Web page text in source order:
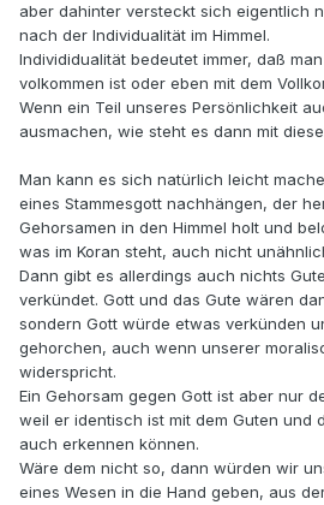
aber dahinter versteckt sich eigentlich
nach der Individualität im Himmel.
Individidualität bedeutet immer, daß
volkommen ist oder eben mit dem
Wenn ein Teil unseres Persönlichkeit
ausmachen, wie steht es dann mit
Man kann es sich natürlich leicht
eines Stammesgott nachhängen, der
Gehorsamen in den Himmel holt und
was im Koran steht, auch nicht
Dann gibt es allerdings auch nichts
verkündet. Gott und das Gute wären
sondern Gott würde etwas verkünden
gehorchen, auch wenn unserer
widerspricht.
Ein Gehorsam gegen Gott ist aber nur
weil er identisch ist mit dem Guten und
auch erkennen können.
Wäre dem nicht so, dann würden wir
eines Wesen in die Hand geben, aus